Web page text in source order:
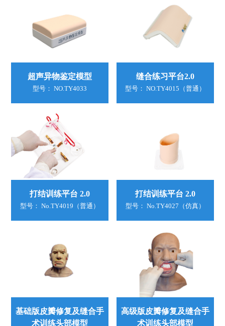
超声异物鉴定模型
型号： NO.TY4033
缝合练习平台2.0
型号： NO.TY4015（普通）
打结训练平台 2.0
型号： No.TY4019（普通）
打结训练平台 2.0
型号： No.TY4027（仿真）
基础版皮瓣修复及缝合手
术训练头部模型
高级版皮瓣修复及缝合手
术训练头部模型